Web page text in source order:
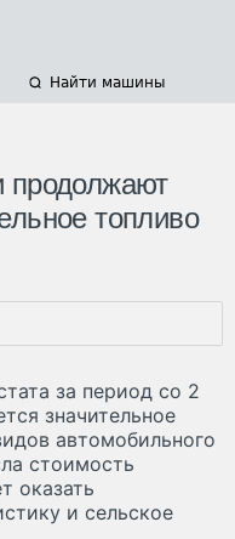
Найти машины
продолжают
топливо
за период со 2
значительное
автомобильного
стоимость
оказать
и сельское